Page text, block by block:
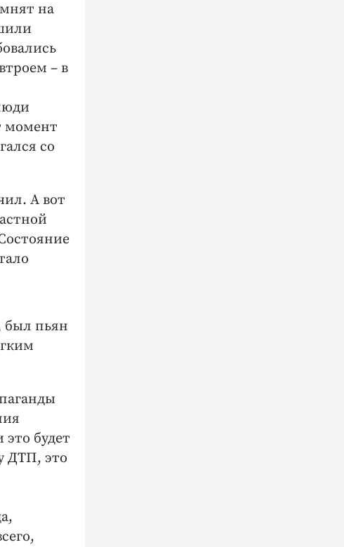
на
– в
момент
со
А вот
был пьян
будет
ДТП, это